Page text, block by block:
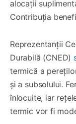
alocații
Contribuția
Reprezentanții
Durabilă (CNED)
termică a
și a subsolului.
înlocuite, iar
termic vor fi